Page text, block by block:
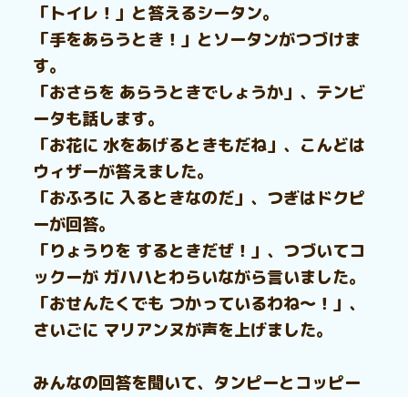
「トイレ！」と答えるシータン。
「手をあらうとき！」とソータンがつづけま
す。
「おさらを あらうときでしょうか」、テンビ
ータも話します。
「お花に 水をあげるときもだね」、こんどは
ウィザーが答えました。
「おふろに 入るときなのだ」、つぎはドクピ
ーが回答。
「りょうりを するときだぜ！」、つづいてコ
ックーが ガハハとわらいながら言いました。
「おせんたくでも つかっているわね～！」、
さいごに マリアンヌが声を上げました。
みんなの回答を聞いて、タンピーとコッピー